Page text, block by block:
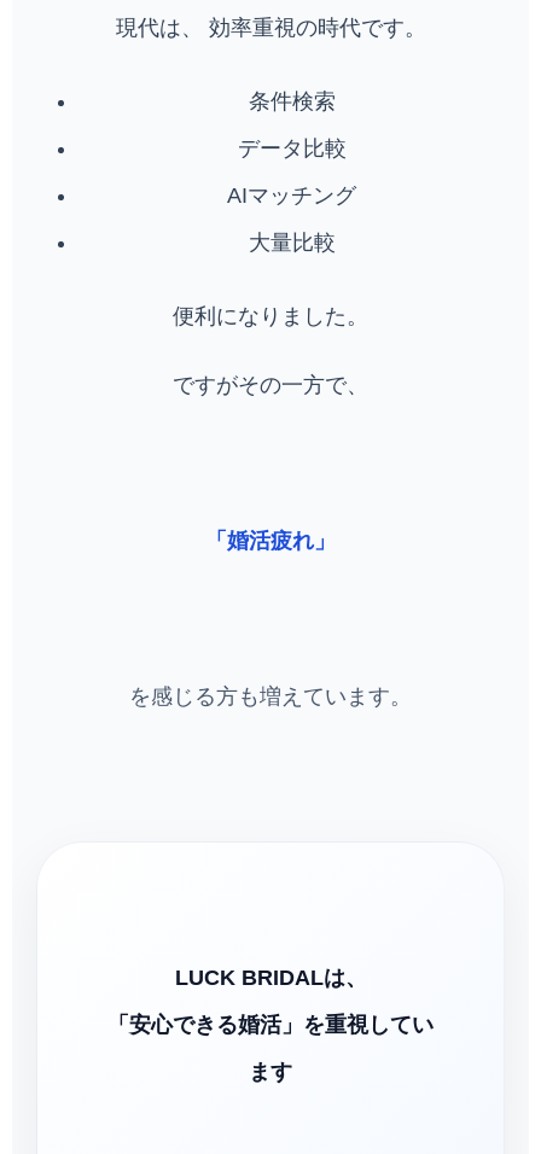
現代は、 効率重視の時代です。
条件検索
データ比較
AIマッチング
大量比較
便利になりました。
ですがその一方で、
「婚活疲れ」
を感じる方も増えています。
LUCK BRIDALは、
「安心できる婚活」を重視してい
ます